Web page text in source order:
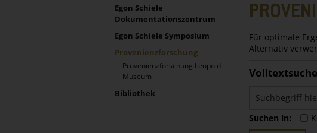
Sidebar
UNTERNAVIGATION
Egon Schiele
Dokumentationszentrum
Egon Schiele Symposium
Provenienzforschung
Provenienzforschung Leopold
Museum
Bibliothek
Für optimale
Alternativ
Volltextsuche
Suchen in: